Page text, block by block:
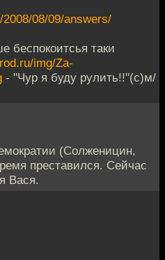
08/09/answers/
беспокоитсья таки
img/Za-
- "Чур я буду рулить!!"(с)м/
(Солженицин,
преставился. Сейчас
Вася.